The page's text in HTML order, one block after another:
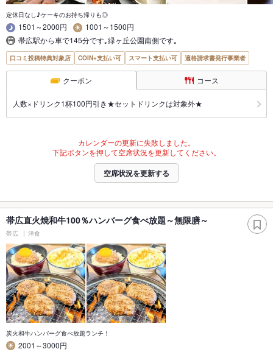
定休日なし♪ケーキのお持ち帰りも◎
1501～2000円
1001～1500円
帯広駅から車で145分です｡緑ヶ丘公園南側です｡
口コミ投稿特典対象店 COIN+支払い可 スマート支払い可 適格請求書発行事業者
クーポン コース
人数×ドリンク1杯100円引き★セットドリンクは対象外★
カレンダーの更新に失敗しました。
下記ボタンを押して空席状況を更新してください。
空席状況を更新する
帯広直火焼和牛100％ハンバーグ食べ放題～無限膳～
帯広 洋食
炭火和牛ハンバーグ食べ放題ランチ！
2001～3000円